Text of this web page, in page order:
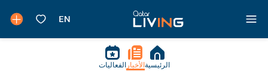
الرئيسية الأخبار الفعاليات